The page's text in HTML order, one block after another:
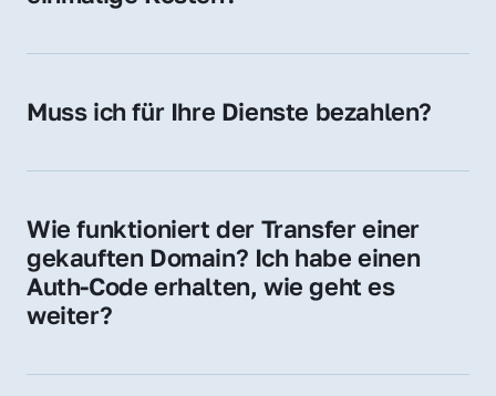
späteren Betrieb der Domain (z. B. beim
Gebühren an. Diese bewegen sich für .de
Muss ich für Ihre Dienste bezahlen?
der Domain – ohne zusätzliche Vermittlungs-
Wie funktioniert der Transfer einer
gekauften Domain? Ich habe einen
Auth-Code erhalten, wie geht es
weiter?
Provider, die Domain zu übernehmen. Gerne